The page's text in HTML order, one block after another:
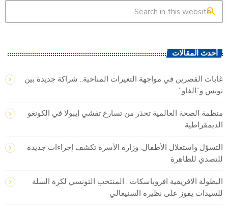
search
أحدث المقالات
غابات القصرين في مواجهة التغيرات المناخية.. شراكة جديدة بين
تونس و”الفاو”
منظمة الصحة العالمية تحذر من تسارع تفشي إيبولا في الكونغو
الديمقراطية
التسوّل واستغلال الأطفال: وزارة الأسرة تكشف إجراءات جديدة
للتصدي للظاهرة
البطولة الافريقية افروباسكات : المنتخب التونسي لكرة السلة
للسيدات يفوز على نظيره السنيغالي